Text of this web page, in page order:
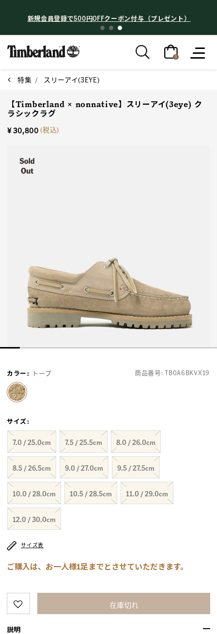
新規会員登録で500円OFFクーポン付与（プレゼント）
0
特集 スリーアイ(3EYE)
【Timberland × nonnative】スリーアイ(3eye) ク
ラシックラグ
¥ 30,800 (税込)
商品番号:TB0A6BKVX19
カラー: トープ
サイズ:
7.0 / 25.0cm 7.5 / 25.5cm 8.0 / 26.0cm
8.5 / 26.5cm 9.0 / 27.0cm 9.5 / 27.5cm
10.0 / 28.0cm 10.5 / 28.5cm 11.0 / 29.0cm
12.0 / 30.0cm
サイズ表
ご購入は、お一人様1足までとさせていただきます。
在庫切れ
説明